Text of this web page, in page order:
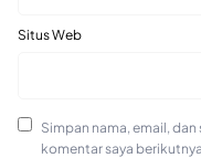
Situs Web
Simpan nama, email,
komentar saya